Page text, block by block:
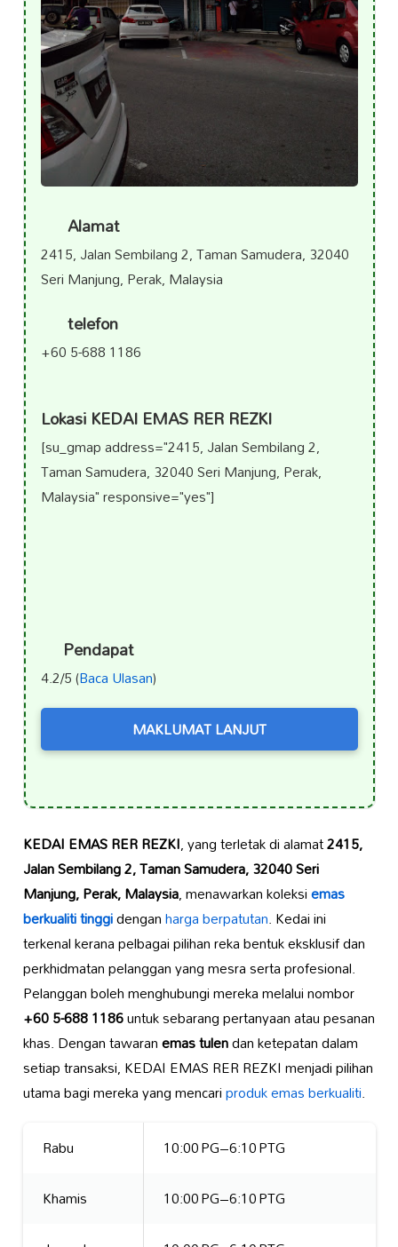
Alamat
2415, Jalan Sembilang 2, Taman Samudera, 32040
Seri Manjung, Perak, Malaysia
telefon
+60 5-688 1186
Lokasi KEDAI EMAS RER REZKI
[su_gmap address="2415, Jalan Sembilang 2,
Taman Samudera, 32040 Seri Manjung, Perak,
Malaysia" responsive="yes"]
Pendapat
4.2/5 (Baca Ulasan)
MAKLUMAT LANJUT
KEDAI EMAS RER REZKI, yang terletak di alamat2415,
Jalan Sembilang 2, Taman Samudera, 32040 Seri
Manjung, Perak, Malaysia, menawarkan koleksiemas
berkualiti tinggidenganharga berpatutan. Kedai ini
terkenal kerana pelbagai pilihan reka bentuk eksklusif dan
perkhidmatan pelanggan yang mesra serta profesional.
Pelanggan boleh menghubungi mereka melalui nombor
+60 5-688 1186untuk sebarang pertanyaan atau pesanan
khas. Dengan tawaranemas tulendan ketepatan dalam
setiap transaksi, KEDAI EMAS RER REZKI menjadi pilihan
utama bagi mereka yang mencariproduk emas berkualiti.
Rabu
10:00 PG–6:10 PTG
Khamis
10:00 PG–6:10 PTG